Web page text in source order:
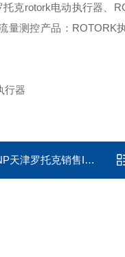
克rotork电动执行器、
量测控产品：
售IQ系列直行程电动执行机构